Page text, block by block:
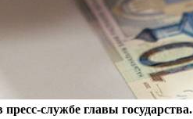
службе главы государства.